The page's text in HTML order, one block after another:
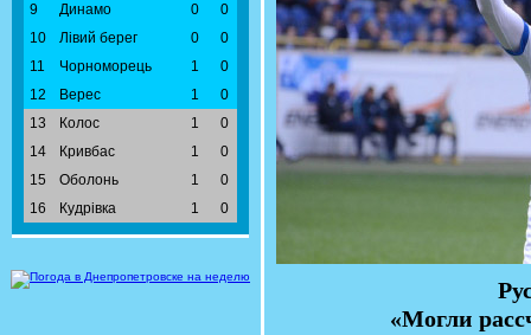
9
Динамо 0
0
10
Лівий берег 0
0
11
Чорноморець 1
0
12
Верес 1
0
13
Колос 1
0
14
Кривбас 1
0
15
Оболонь 1
0
16
Кудрівка 1 0
«Могли